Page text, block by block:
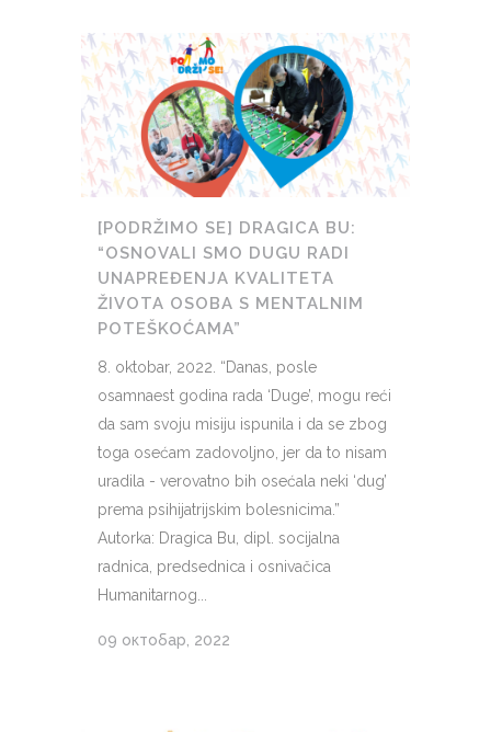
[PODRŽIMO SE] DRAGICA BU:
“OSNOVALI SMO DUGU RADI
UNAPREĐENJA KVALITETA
ŽIVOTA OSOBA S MENTALNIM
POTEŠKOĆAMA”
8. oktobar, 2022. “Danas, posle
osamnaest godina rada ‘Duge’, mogu reći
da sam svoju misiju ispunila i da se zbog
toga osećam zadovoljno, jer da to nisam
uradila - verovatno bih osećala neki ‘dug’
prema psihijatrijskim bolesnicima.”
Autorka: Dragica Bu, dipl. socijalna
radnica, predsednica i osnivačica
Humanitarnog...
09 октобар, 2022